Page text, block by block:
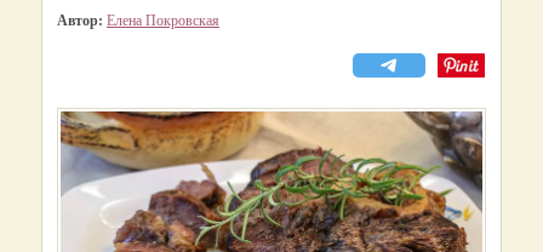
Автор: Елена Покровская